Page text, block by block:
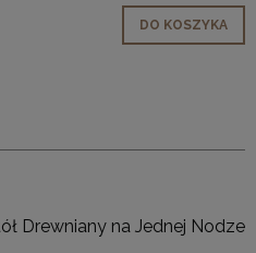
DO KOSZYKA
Drewniany na Jednej Nodze